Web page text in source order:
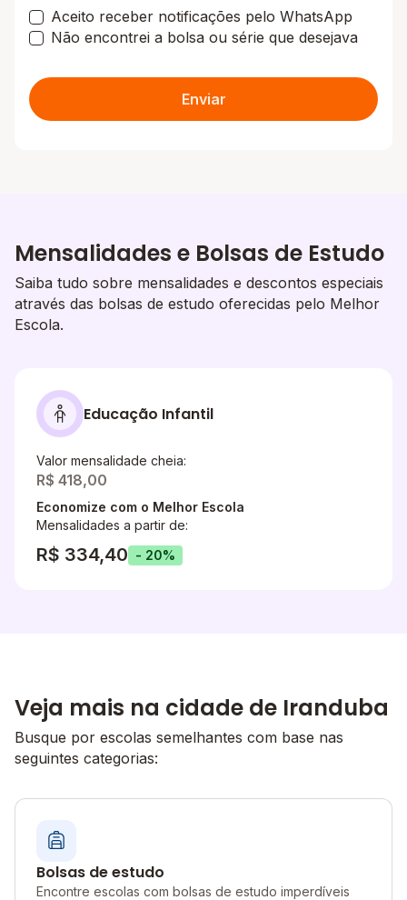
Aceito receber notificações pelo WhatsApp
Não encontrei a bolsa ou série que desejava
Enviar
Mensalidades e Bolsas de Estudo
Saiba tudo sobre mensalidades e descontos especiais
através das bolsas de estudo oferecidas pelo Melhor
Escola.
Educação Infantil
Valor mensalidade cheia:
R$ 418,00
Economize com o Melhor Escola
Mensalidades a partir de:
R$ 334,40 - 20%
Veja mais na cidade de Iranduba
Busque por escolas semelhantes com base nas
seguintes categorias:
Bolsas de estudo
Encontre escolas com bolsas de estudo imperdíveis